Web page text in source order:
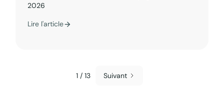
2026
Lire l'article
1 / 13 Suivant